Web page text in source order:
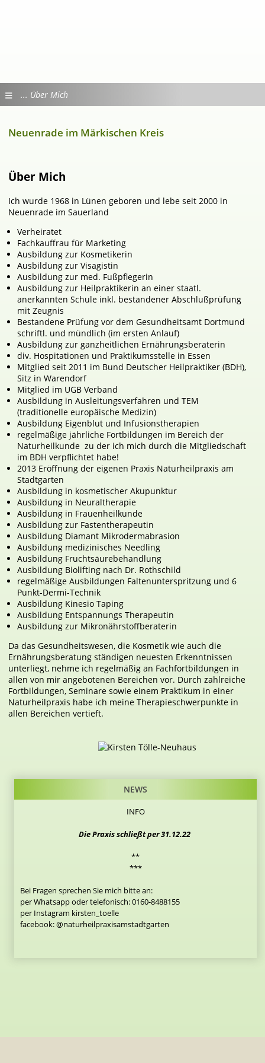
Über Mich
Neuenrade im Märkischen Kreis
Über Mich
Ich wurde 1968 in Lünen geboren und lebe seit 2000 in
Neuenrade im Sauerland
Verheiratet
Fachkauffrau für Marketing
Ausbildung zur Kosmetikerin
Ausbildung zur Visagistin
Ausbildung zur med. Fußpflegerin
Ausbildung zur Heilpraktikerin an einer staatl.
anerkannten Schule inkl. bestandener Abschlußprüfung
mit Zeugnis
Bestandene Prüfung vor dem Gesundheitsamt Dortmund
schriftl. und mündlich (im ersten Anlauf)
Ausbildung zur ganzheitlichen Ernährungsberaterin
div. Hospitationen und Praktikumsstelle in Essen
Mitglied seit 2011 im Bund Deutscher Heilpraktiker (BDH),
Sitz in Warendorf
Mitglied im UGB Verband
Ausbildung in Ausleitungsverfahren und TEM
(traditionelle europäische Medizin)
Ausbildung Eigenblut und Infusionstherapien
regelmäßige jährliche Fortbildungen im Bereich der
Naturheilkunde zu der ich mich durch die Mitgliedschaft
im BDH verpflichtet habe!
2013 Eröffnung der eigenen Praxis Naturheilpraxis am
Stadtgarten
Ausbildung in kosmetischer Akupunktur
Ausbildung in Neuraltherapie
Ausbildung in Frauenheilkunde
Ausbildung zur Fastentherapeutin
Ausbildung Diamant Mikrodermabrasion
Ausbildung medizinisches Needling
Ausbildung Fruchtsäurebehandlung
Ausbildung Biolifting nach Dr. Rothschild
regelmäßige Ausbildungen Faltenunterspritzung und 6
Punkt-Dermi-Technik
Ausbildung Kinesio Taping
Ausbildung Entspannungs Therapeutin
Ausbildung zur Mikronährstoffberaterin
Da das Gesundheitswesen, die Kosmetik wie auch die
Ernährungsberatung ständigen neuesten Erkenntnissen
unterliegt, nehme ich regelmäßig an Fachfortbildungen in
allen von mir angebotenen Bereichen vor. Durch zahlreiche
Fortbildungen, Seminare sowie einem Praktikum in einer
Naturheilpraxis habe ich meine Therapieschwerpunkte in
allen Bereichen vertieft.
NEWS
INFO
Die Praxis schließt per 31.12.22
**
***
Bei Fragen sprechen Sie mich bitte an:
per Whatsapp oder telefonisch: 0160-8488155
per Instagram kirsten_toelle
facebook: @naturheilpraxisamstadtgarten